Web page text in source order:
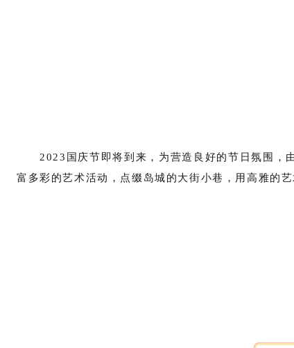
2023国庆节即将到来，为营造良好的节日氛围，
富多彩的艺术活动，点缀岛城的大街小巷，用高雅的